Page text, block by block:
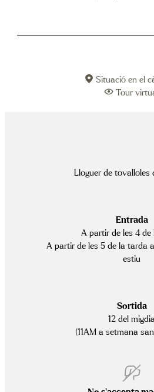
Situació en el
Tour
Lloguer de tovalloles
Entrada
A partir de les 4 de
A partir de les 5 de la tarda
estiu
Sortida
12 del
(11AM a setmana